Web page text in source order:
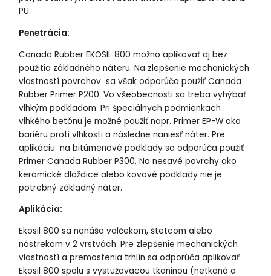
PU.
Penetrácia:
Canada Rubber EKOSIL 800 možno aplikovať aj bez
použitia základného náteru. Na zlepšenie mechanických
vlastností povrchov sa však odporúča použiť Canada
Rubber Primer P200. Vo všeobecnosti sa treba vyhýbať
vlhkým podkladom. Pri špeciálnych podmienkach
vlhkého betónu je možné použiť napr. Primer EP-W ako
bariéru proti vlhkosti a následne naniesť náter. Pre
aplikáciu na bitúmenové podklady sa odporúča použiť
Primer Canada Rubber P300. Na nesavé povrchy ako
keramické dlaždice alebo kovové podklady nie je
potrebný základný náter.
Aplikácia:
Ekosil 800 sa nanáša valčekom, štetcom alebo
nástrekom v 2 vrstvách. Pre zlepšenie mechanických
vlastností a premostenia trhlín sa odporúča aplikovať
Ekosil 800 spolu s vystužovacou tkaninou (netkaná a